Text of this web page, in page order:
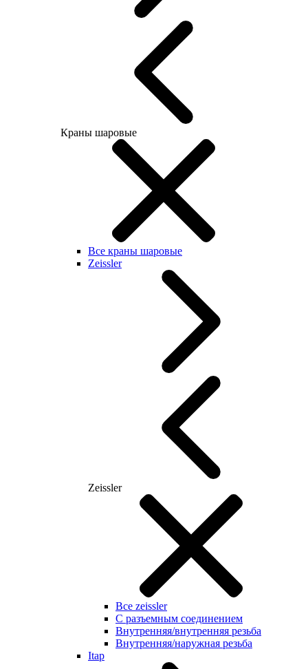
Краны шаровые
Все краны шаровые
Zeissler
Zeissler
Все zeissler
С разъемным соединением
Внутренняя/внутренняя резьба
Внутренняя/наружная резьба
Itap